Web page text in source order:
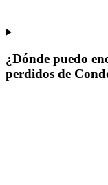
¿Dónde puedo
perdidos de